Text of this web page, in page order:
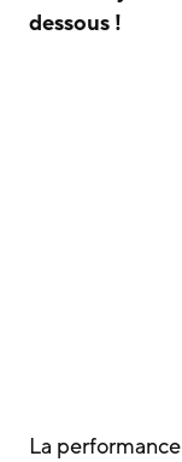
dessous !
La